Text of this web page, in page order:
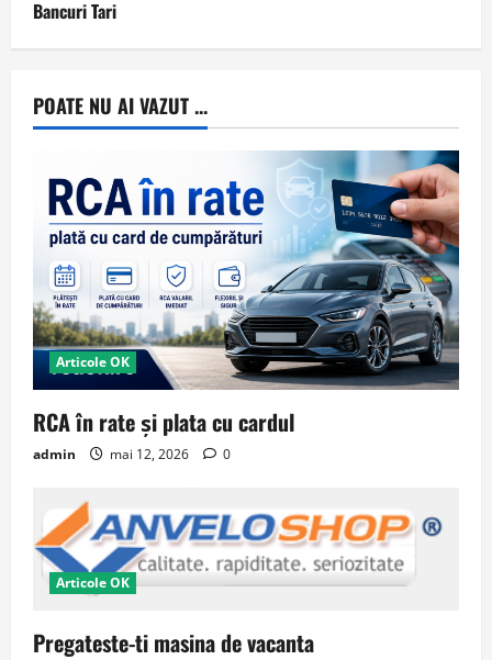
Bancuri Tari
POATE NU AI VAZUT ...
Articole OK
RCA în rate și plata cu cardul
admin mai 12, 2026 0
Articole OK
Pregateste-ti masina de vacanta